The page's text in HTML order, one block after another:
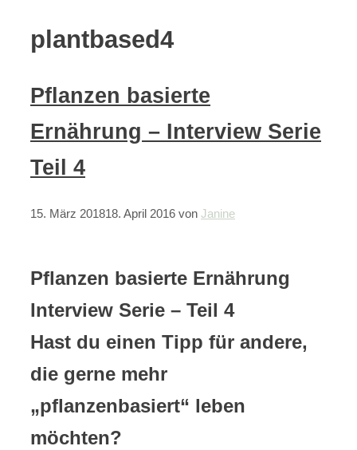
plantbased4
Pflanzen basierte
Ernährung – Interview Serie
Teil 4
15. März 201818. April 2016 von Janine
Pflanzen basierte Ernährung
Interview Serie – Teil 4
Hast du einen Tipp für andere,
die gerne mehr
„pflanzenbasiert“ leben
möchten?